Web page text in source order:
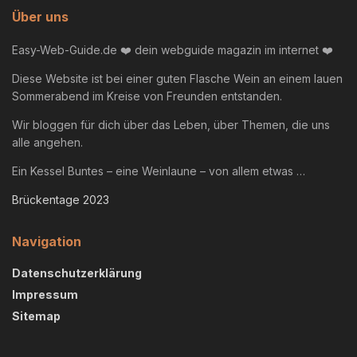
Über uns
Easy-Web-Guide.de ❤️ dein webguide magazin im internet ❤️
Diese Website ist bei einer guten Flasche Wein an einem lauen
Sommerabend im Kreise von Freunden entstanden.
Wir bloggen für dich über das Leben, über Themen, die uns
alle angehen.
Ein Kessel Buntes – eine Weinlaune – von allem etwas …
Brückentage 2023
Navigation
Datenschutzerklärung
Impressum
Sitemap